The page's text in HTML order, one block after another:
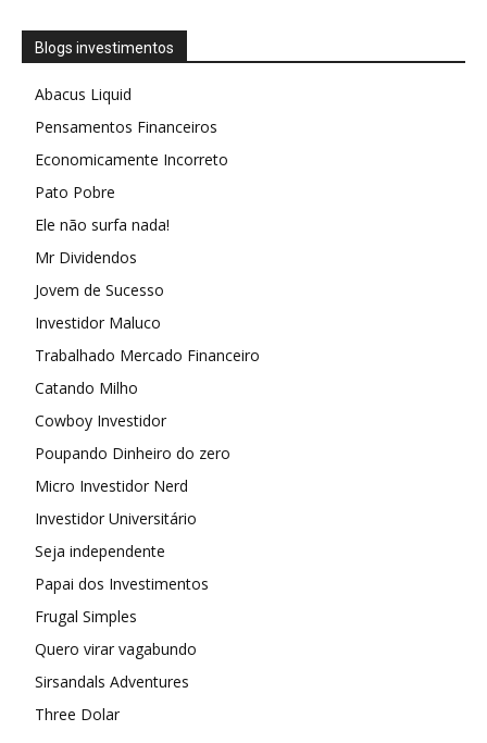
Blogs investimentos
Abacus Liquid
Pensamentos Financeiros
Economicamente Incorreto
Pato Pobre
Ele não surfa nada!
Mr Dividendos
Jovem de Sucesso
Investidor Maluco
Trabalhado Mercado Financeiro
Catando Milho
Cowboy Investidor
Poupando Dinheiro do zero
Micro Investidor Nerd
Investidor Universitário
Seja independente
Papai dos Investimentos
Frugal Simples
Quero virar vagabundo
Sirsandals Adventures
Three Dolar